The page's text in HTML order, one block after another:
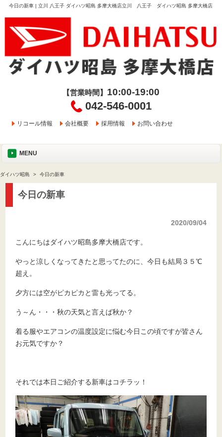
今日の新車 | 立川 八王子 ダイハツ昭島 多摩大橋店立川 八王子 ダイハツ昭島 多摩大橋店
【営業時間】 10:00-19:00
042-546-0001
リコール情報 会社概要 採用情報 お問い合わせ
MENU
ダイハツ昭島 今日の新車
今日の新車
2020/09/04
こんにちはダイハツ昭島多摩大橋店です。
やっと涼しくなってきたと思ってたのに、今日も結局３５℃
超え。
夕方には空がピカピカと雷も光ってる。
う～ん・・・秋の天気と言えば秋か？
着る服やエアコンの温度設定に悩む今日この頃ですが皆さん
お元気ですか？
それでは本日ご紹介する新車はコチラッ！